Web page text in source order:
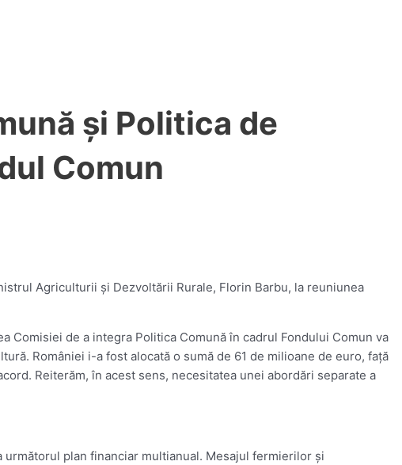
şi Politica de
Comun
Agriculturii şi Dezvoltării Rurale, Florin Barbu, la reuniunea
Comisiei de a integra Politica Comună în cadrul Fondului Comun va
României i-a fost alocată o sumă de 61 de milioane de euro, faţă
Reiterăm, în acest sens, necesitatea unei abordări separate a
plan financiar multianual. Mesajul fermierilor şi